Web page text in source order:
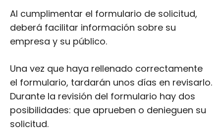
Una vez que haya rellenado correctamente
el formulario, tardarán unos días en revisarlo.
Durante la revisión del formulario hay dos
posibilidades: que aprueben o denieguen su
solicitud.
URL: Programa de afiliación de Beach Body
Tasa de comisión:
$6 – $9 por cliente